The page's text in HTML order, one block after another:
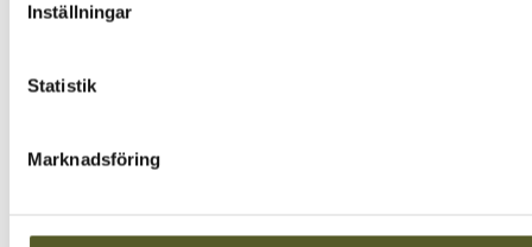
Inställningar
Statistik
Marknadsföring